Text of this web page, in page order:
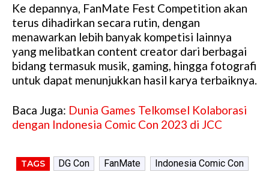
Ke depannya, FanMate Fest Competition akan
terus dihadirkan secara rutin, dengan
menawarkan lebih banyak kompetisi lainnya
yang melibatkan content creator dari berbagai
bidang termasuk musik, gaming, hingga fotografi
untuk dapat menunjukkan hasil karya terbaiknya.
Baca Juga: Dunia Games Telkomsel Kolaborasi
dengan Indonesia Comic Con 2023 di JCC
TAGS DG Con FanMate Indonesia Comic Con